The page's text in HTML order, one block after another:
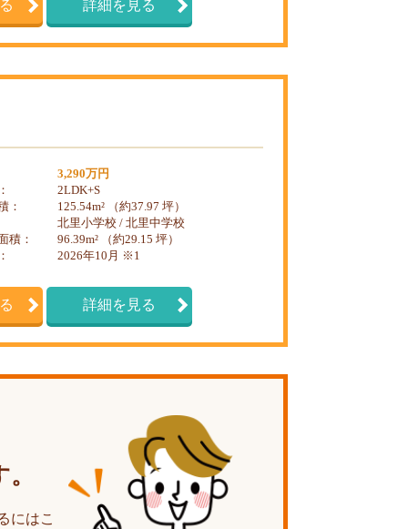
詳細を見る
3,290万円
2LDK+S
：
125.54m² （約37.97 坪）
北里小学校 / 北里中学校
積：
96.39m² （約29.15 坪）
2026年10月 ※1
詳細を見る
にはこ